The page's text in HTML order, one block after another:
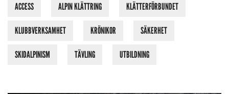
ACCESS ALPIN KLÄTTRING KLÄTTERFÖRBUNDET
KLUBBVERKSAMHET KRÖNIKOR SÄKERHET
SKIDALPINISM TÄVLING UTBILDNING